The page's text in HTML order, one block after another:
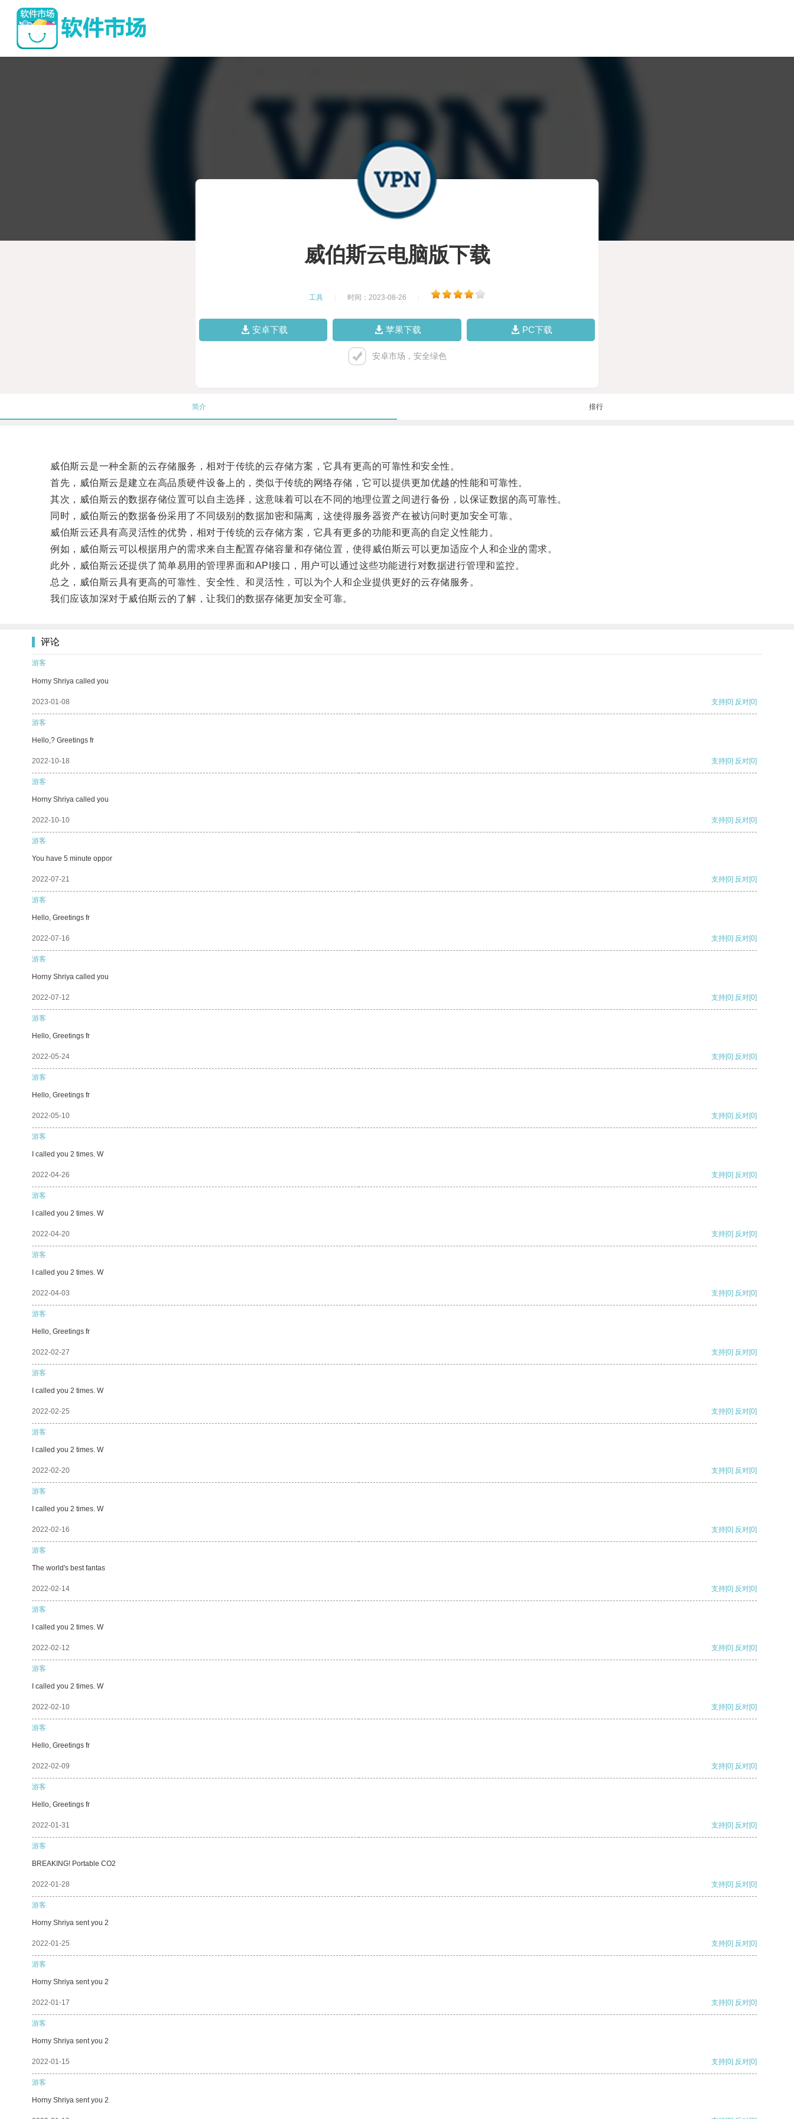
威伯斯云电脑版下载
工具 时间：2023-08-26
安卓下载 苹果下载 PC下载
安卓市场，安全绿色
简介 排行
威伯斯云是一种全新的云存储服务，相对于传统的云存储方案，它具有更高的可靠性和安全性。
首先，威伯斯云是建立在高品质硬件设备上的，类似于传统的网络存储，它可以提供更加优越的性能和可靠性。
其次，威伯斯云的数据存储位置可以自主选择，这意味着可以在不同的地理位置之间进行备份，以保证数据的高可靠性。
同时，威伯斯云的数据备份采用了不同级别的数据加密和隔离，这使得服务器资产在被访问时更加安全可靠。
威伯斯云还具有高灵活性的优势，相对于传统的云存储方案，它具有更多的功能和更高的自定义性能力。
例如，威伯斯云可以根据用户的需求来自主配置存储容量和存储位置，使得威伯斯云可以更加适应个人和企业的需求。
此外，威伯斯云还提供了简单易用的管理界面和API接口，用户可以通过这些功能进行对数据进行管理和监控。
总之，威伯斯云具有更高的可靠性、安全性、和灵活性，可以为个人和企业提供更好的云存储服务。
我们应该加深对于威伯斯云的了解，让我们的数据存储更加安全可靠。
评论
游客
Horny Shriya called you
2023-01-08 支持[0] 反对[0]
游客
Hello,? Greetings fr
2022-10-18 支持[0] 反对[0]
游客
Horny Shriya called you
2022-10-10 支持[0] 反对[0]
游客
You have 5 minute oppor
2022-07-21 支持[0] 反对[0]
游客
Hello, Greetings fr
2022-07-16 支持[0] 反对[0]
游客
Horny Shriya called you
2022-07-12 支持[0] 反对[0]
游客
Hello, Greetings fr
2022-05-24 支持[0] 反对[0]
游客
Hello, Greetings fr
2022-05-10 支持[0] 反对[0]
游客
I called you 2 times. W
2022-04-26 支持[0] 反对[0]
游客
I called you 2 times. W
2022-04-20 支持[0] 反对[0]
游客
I called you 2 times. W
2022-04-03 支持[0] 反对[0]
游客
Hello, Greetings fr
2022-02-27 支持[0] 反对[0]
游客
I called you 2 times. W
2022-02-25 支持[0] 反对[0]
游客
I called you 2 times. W
2022-02-20 支持[0] 反对[0]
游客
I called you 2 times. W
2022-02-16 支持[0] 反对[0]
游客
The world's best fantas
2022-02-14 支持[0] 反对[0]
游客
I called you 2 times. W
2022-02-12 支持[0] 反对[0]
游客
I called you 2 times. W
2022-02-10 支持[0] 反对[0]
游客
Hello, Greetings fr
2022-02-09 支持[0] 反对[0]
游客
Hello, Greetings fr
2022-01-31 支持[0] 反对[0]
游客
BREAKING! Portable CO2
2022-01-28 支持[0] 反对[0]
游客
Horny Shriya sent you 2
2022-01-25 支持[0] 反对[0]
游客
Horny Shriya sent you 2
2022-01-17 支持[0] 反对[0]
游客
Horny Shriya sent you 2
2022-01-15 支持[0] 反对[0]
游客
Horny Shriya sent you 2